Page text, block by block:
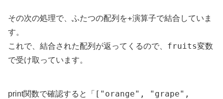
その次の処理で、ふたつの配列を+演算子で結合していま
す。
これで、結合された配列が返ってくるので、 fruits変数
で受け取っています。
print関数で確認すると「 ["orange", "grape",